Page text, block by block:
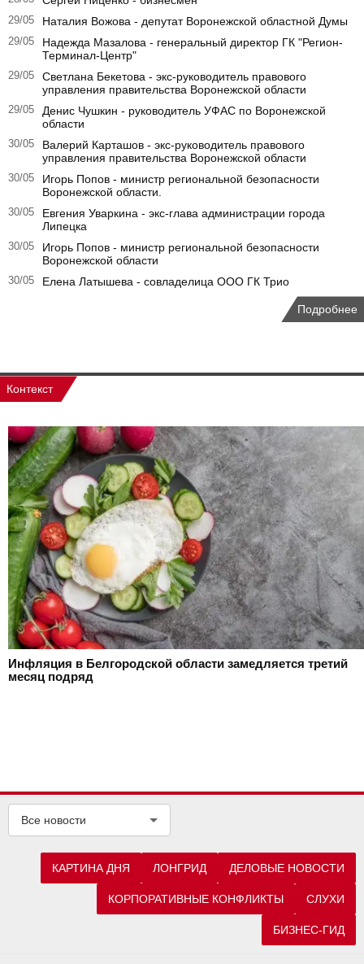
29/05 Наталия Вожова - депутат Воронежской областной Думы
29/05
Надежда Мазалова - генеральный директор ГК "Регион-
Терминал-Центр"
29/05
Светлана Бекетова - экс-руководитель правового
управления правительства Воронежской области
29/05
Денис Чушкин - руководитель УФАС по Воронежской
области
30/05
Валерий Карташов - экс-руководитель правового
управления правительства Воронежской области
30/05
Игорь Попов - министр региональной безопасности
Воронежской области.
30/05
Евгения Уваркина - экс-глава администрации города
Липецка
30/05
Игорь Попов - министр региональной безопасности
Воронежской области
30/05 Елена Латышева - совладелица ООО ГК Трио
Подробнее
Контекст
Инфляция в Белгородской области замедляется третий
месяц подряд
Все новости
КАРТИНА ДНЯ ЛОНГРИД ДЕЛОВЫЕ НОВОСТИ
КОРПОРАТИВНЫЕ КОНФЛИКТЫ СЛУХИ
БИЗНЕС-ГИД